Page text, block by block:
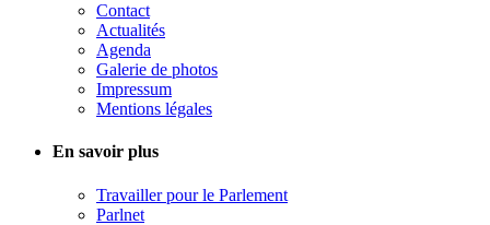
Contact
Actualités
Agenda
Galerie de photos
Impressum
Mentions légales
En savoir plus
Travailler pour le Parlement
Parlnet